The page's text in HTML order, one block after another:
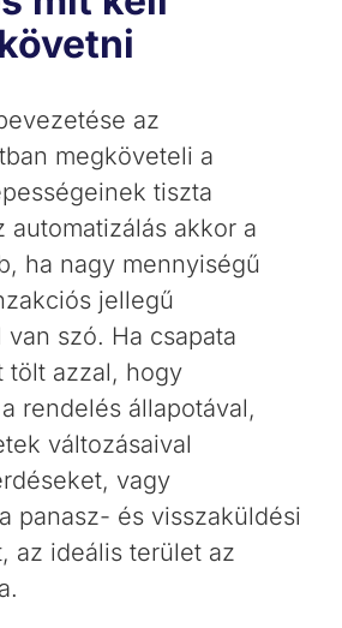
az
megköveteli a
tiszta
automatizálás akkor a
ha nagy mennyiségű
jellegű
szó. Ha csapata
tölt azzal, hogy
rendelés állapotával,
változásaival
vagy
panasz- és visszaküldési
az ideális terület az